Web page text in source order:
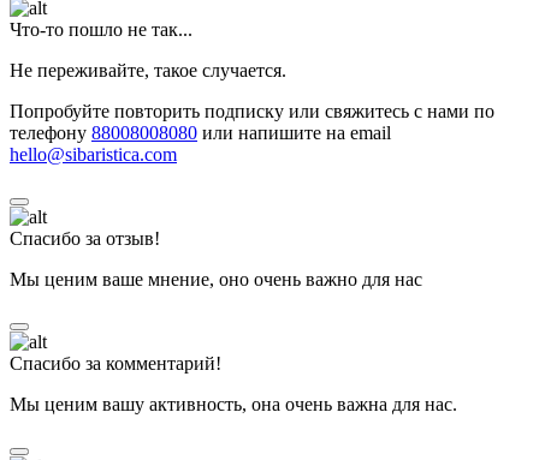
Что-то пошло не так...
Не переживайте, такое случается.
Попробуйте повторить подписку или свяжитесь с нами по
телефону 88008008080 или напишите на email
hello@sibaristica.com
Спасибо за отзыв!
Мы ценим ваше мнение, оно очень важно для нас
Спасибо за комментарий!
Мы ценим вашу активность, она очень важна для нас.